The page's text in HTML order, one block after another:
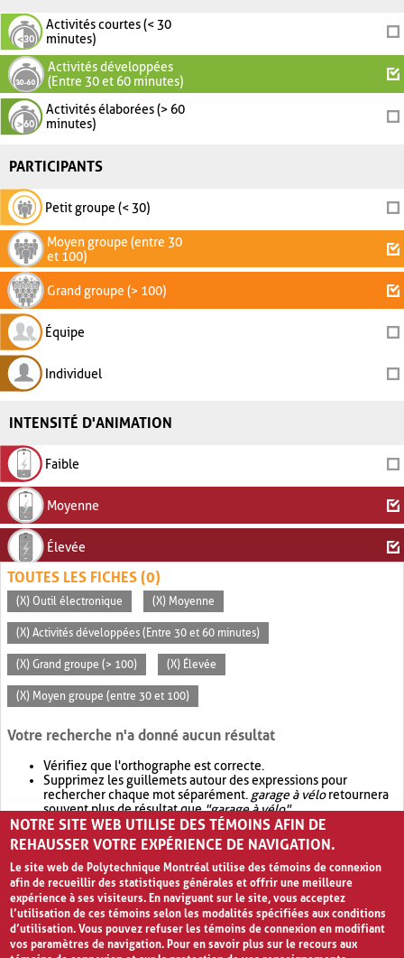
Activités courtes (< 30
minutes)
Activités développées
(Entre 30 et 60 minutes)
Activités élaborées (> 60
minutes)
PARTICIPANTS
Petit groupe (< 30)
Moyen groupe (entre 30
et 100)
Grand groupe (> 100)
Équipe
Individuel
INTENSITÉ D'ANIMATION
Faible
Moyenne
Élevée
TOUTES LES FICHES (0)
(X) Outil électronique (X) Moyenne
(X) Activités développées (Entre 30 et 60 minutes)
(X) Grand groupe (> 100) (X) Élevée
(X) Moyen groupe (entre 30 et 100)
Votre recherche n'a donné aucun résultat
Vérifiez que l'orthographe est correcte.
Supprimez les guillemets autour des expressions pour
rechercher chaque mot séparément. garage à véloretournera
souvent plus de résultat que"garage à vélo".
Envisagez d'élargir votre recherche avec OR.garage OR vélo
retournera souvent plus de résultat quegarage à vélo
NOTRE SITE WEB UTILISE DES TÉMOINS AFIN DE
REHAUSSER VOTRE EXPÉRIENCE DE NAVIGATION.
Le site web de Polytechnique Montréal utilise des témoins de connexion
afin de recueillir des statistiques générales et offrir une meilleure
expérience à ses visiteurs. En naviguant sur le site, vous acceptez
l’utilisation de ces témoins selon les modalités spécifiées aux conditions
d’utilisation. Vous pouvez refuser les témoins de connexion en modifiant
vos paramètres de navigation. Pour en savoir plus sur le recours aux